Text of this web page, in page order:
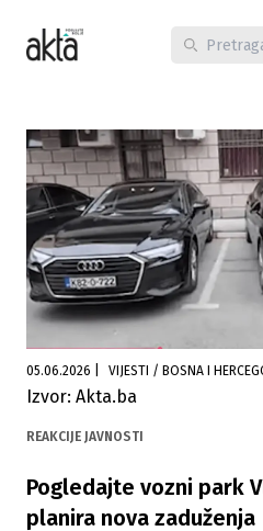
05.06.2026 VIJESTI / BOSNA I
Izvor: Akta.ba
REAKCIJE JAVNOSTI
Pogledajte vozni park
planira nova zaduženja